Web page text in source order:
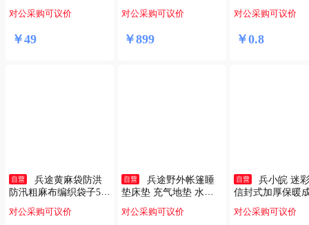
￥49
车牌交通停字牌指挥棒
警示闪字指示牌【充电
款】
对公采购可议价
￥899
装备抗震防洪救灾民用
帐篷 12平米
对公采购可议价
￥0.8
递物流打包袋【
m】
对公采购可议价
兵途黄麻袋防洪
防汛粗麻布编织袋子50*
74cm（10个装） bt-638
9 c
对公采购可议价
兵途野外帐篷睡
垫床垫 充气地垫 水墨
纹加厚充气迷彩户外训
练帐篷 A
对公采购可议价
兵小皖 迷
信封式加厚保暖
外野营睡袋 丛林
g
对公采购可议价